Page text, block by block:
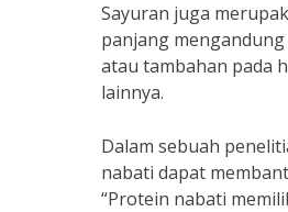
Sayuran juga
panjang
atau tambahan pada
lainnya.
Dalam sebuah
nabati dapat
“Protein nabati